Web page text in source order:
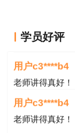
（扫
3.“免试部
提供相应免试
二、复核时
学员好评
用户c3****b4
用户c3****b4
老师讲得真好！
用户c3****b4
老师讲得真好！